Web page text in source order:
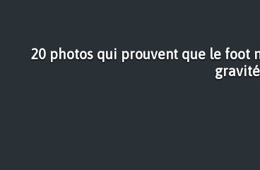
20 photos qui prouvent que le foot
gravité